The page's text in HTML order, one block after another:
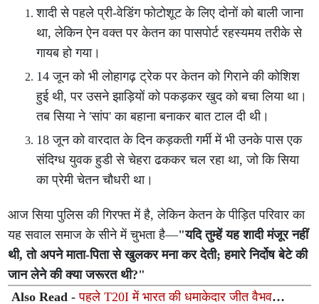
शादी से पहले प्री-वेडिंग फोटोशूट के लिए दोनों को बाली जाना
था, लेकिन ऐन वक्त पर केतन का पासपोर्ट रहस्यमय तरीके से
गायब हो गया।
14 जून को भी लोहागढ़ ट्रेक पर केतन को गिराने की कोशिश
हुई थी, पर उसने झाड़ियों को पकड़कर खुद को बचा लिया था।
तब सिया ने 'सांप' का बहाना बनाकर बात टाल दी थी।
18 जून को वारदात के दिन कड़कती गर्मी में भी उनके पास एक
संदिग्ध युवक हुडी से चेहरा ढककर चल रहा था, जो कि सिया
का प्रेमी चेतन चौधरी था।
आज सिया पुलिस की गिरफ्त में है, लेकिन केतन के पीड़ित परिवार का
यह सवाल समाज के सीने में चुभता है—"यदि तुम्हें यह शादी मंजूर नहीं
थी, तो अपने माता-पिता से खुलकर मना कर देती; हमारे निर्दोष बेटे की
जान लेने की क्या जरूरत थी?"
Also Read -पहले T20I में भारत की धमाकेदार जीत वैभव